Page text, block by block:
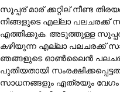
സൂപ്പര് മാര് ക്കറ്റില് നീണ്ട
നിങ്ങളുടെ എല്ലാ പലചരക്ക്
എത്തിക്കുക. അടുത്തുള്ള
കഴിയുന്ന എല്ലാ പലചരക്ക്
ഞങ്ങളുടെ ഓൺലൈൻ
പുതിയതായി
സാധനങ്ങളും എത്രയും വേഗം